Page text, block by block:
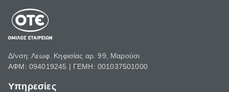
Δ/νση: Λεωφ. Κηφισίας αρ. 99, Μαρούσι
ΑΦΜ: 094019245 | ΓΕΜΗ: 001037501000
Υπηρεσίες